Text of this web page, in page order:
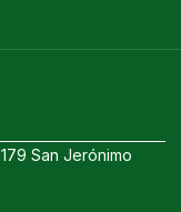
San Jerónimo